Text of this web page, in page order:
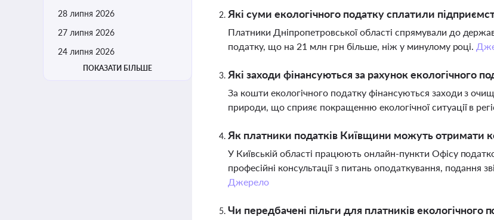
28 липня 2026
27 липня 2026
24 липня 2026
ПОКАЗАТИ БІЛЬШЕ
Які суми екологічного податку сплатили
Платники Дніпропетровської області спрямували до
податку, що на 21 млн грн більше, ніж у минулому році.
Які заходи фінансуються за рахунок екологічного
За кошти екологічного податку фінансуються заходи з
природи, що сприяє покращенню екологічної ситуації в
Як платники податків Київщини можуть отримати
У Київській області працюють онлайн-пункти Офісу
професійні консультації з питань оподаткування, подання
Джерело
Чи передбачені пільги для платників екологічного